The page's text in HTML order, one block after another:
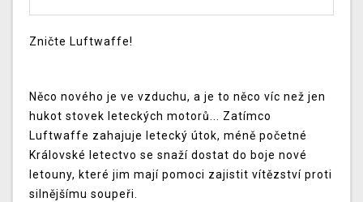
Zničte Luftwaffe!
Něco nového je ve vzduchu, a je to něco víc než jen
hukot stovek leteckých motorů... Zatímco
Luftwaffe zahajuje letecký útok, méně početné
Královské letectvo se snaží dostat do boje nové
letouny, které jim mají pomoci zajistit vítězství proti
silnějšímu soupeři.